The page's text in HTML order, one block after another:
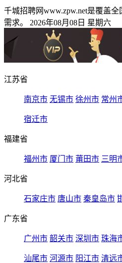
千城招聘网www.zpw.net是覆盖
需求。 2026年08月08日 星期六
江苏省
南京市 无锡市 徐州市 常州
宿迁市
福建省
福州市 厦门市 莆田市 三明
河北省
石家庄市 唐山市 秦皇岛市
广东省
广州市 韶关市 深圳市 珠海
汕尾市 河源市 阳江市 清远